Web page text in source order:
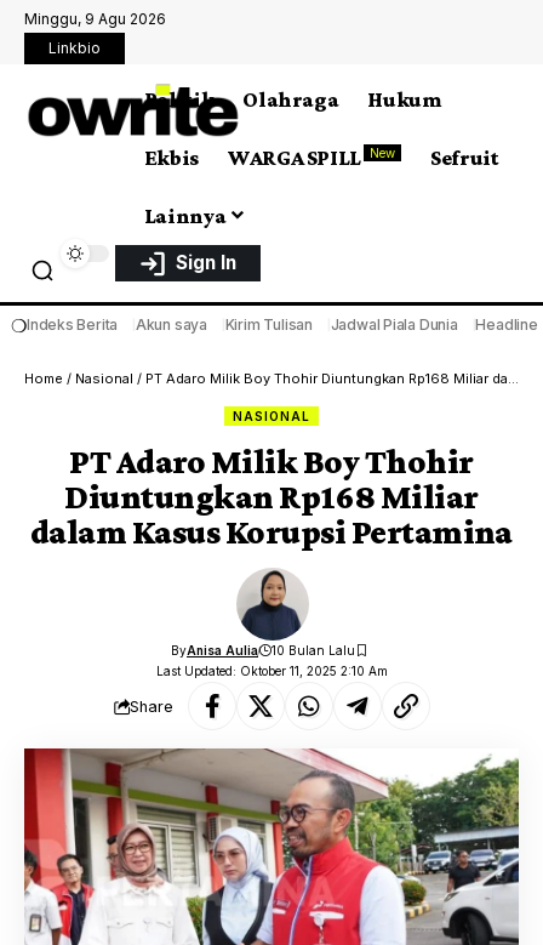
Minggu, 9 Agu 2026
Linkbio
Politik Olahraga Hukum
Ekbis WARGA SPILL New Sefruit
Lainnya
Sign In
❍Indeks Berita Akun saya Kirim Tulisan Jadwal Piala Dunia Headline
Home / Nasional / PT Adaro Milik Boy Thohir Diuntungkan Rp168 Miliar dalam Kasus Korupsi Pertamina
NASIONAL
PT Adaro Milik Boy Thohir
Diuntungkan Rp168 Miliar
dalam Kasus Korupsi Pertamina
Last Updated: Oktober 11, 2025 2:10 Am
ByAnisa Aulia 10 Bulan Lalu
Share